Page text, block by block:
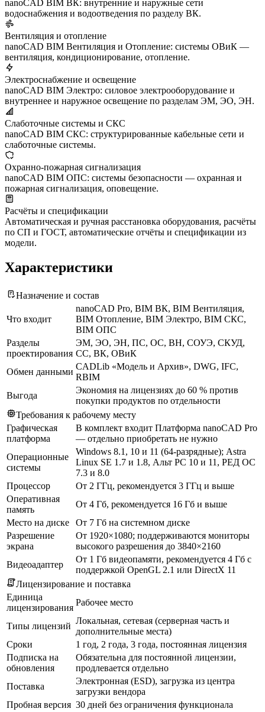
nanoCAD BIM ВК: внутренние и наружные сети
водоснабжения и водоотведения по разделу ВК.
Вентиляция и отопление
nanoCAD BIM Вентиляция и Отопление: системы ОВиК —
вентиляция, кондиционирование, отопление.
Электроснабжение и освещение
nanoCAD BIM Электро: силовое электрооборудование и
внутреннее и наружное освещение по разделам ЭМ, ЭО, ЭН.
Слаботочные системы и СКС
nanoCAD BIM СКС: структурированные кабельные сети и
слаботочные системы.
Охранно-пожарная сигнализация
nanoCAD BIM ОПС: системы безопасности — охранная и
пожарная сигнализация, оповещение.
Расчёты и спецификации
Автоматическая и ручная расстановка оборудования, расчёты
по СП и ГОСТ, автоматические отчёты и спецификации из
модели.
Характеристики
Назначение и состав
Что входит
nanoCAD Pro, BIM ВК, BIM Вентиляция,
BIM Отопление, BIM Электро, BIM СКС,
BIM ОПС
Разделы
проектирования
ЭМ, ЭО, ЭН, ПС, ОС, ВН, СОУЭ, СКУД,
СС, ВК, ОВиК
Обмен данными
CADLib «Модель и Архив», DWG, IFC,
RBIM
Выгода
Экономия на лицензиях до 60 % против
покупки продуктов по отдельности
Требования к рабочему месту
Графическая
платформа
В комплект входит Платформа nanoCAD Pro
— отдельно приобретать не нужно
Операционные
системы
Windows 8.1, 10 и 11 (64-разрядные); Astra
Linux SE 1.7 и 1.8, Альт РС 10 и 11, РЕД ОС
7.3 и 8.0
Процессор
От 2 ГГц, рекомендуется 3 ГГц и выше
Оперативная
память
От 4 Гб, рекомендуется 16 Гб и выше
Место на диске
От 7 Гб на системном диске
Разрешение
экрана
От 1920×1080; поддерживаются мониторы
высокого разрешения до 3840×2160
Видеоадаптер
От 1 Гб видеопамяти, рекомендуется 4 Гб с
поддержкой OpenGL 2.1 или DirectX 11
Лицензирование и поставка
Единица
лицензирования
Рабочее место
Типы лицензий
Локальная, сетевая (серверная часть и
дополнительные места)
Сроки
1 год, 2 года, 3 года, постоянная лицензия
Подписка на
обновления
Обязательна для постоянной лицензии,
продлевается отдельно
Поставка
Электронная (ESD), загрузка из центра
загрузки вендора
Пробная версия 30 дней без ограничения функционала